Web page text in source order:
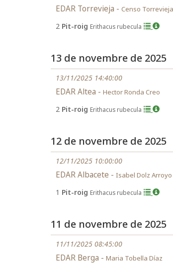
EDAR Torrevieja - Censo Torrevieja
2 Pit-roig Erithacus rubecula
13 de novembre de 2025
13/11/2025 14:40:00
EDAR Altea - Hector Ronda Creo
2 Pit-roig Erithacus rubecula
12 de novembre de 2025
12/11/2025 10:00:00
EDAR Albacete - Isabel Dolz Arroyo
1 Pit-roig Erithacus rubecula
11 de novembre de 2025
11/11/2025 08:45:00
EDAR Berga - Maria Tobella Díaz